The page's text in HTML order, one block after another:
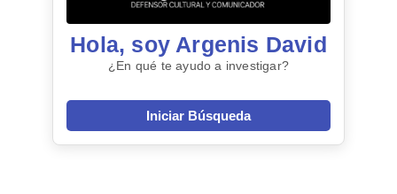
Hola, soy Argenis David
¿En qué te ayudo a investigar?
Iniciar Búsqueda